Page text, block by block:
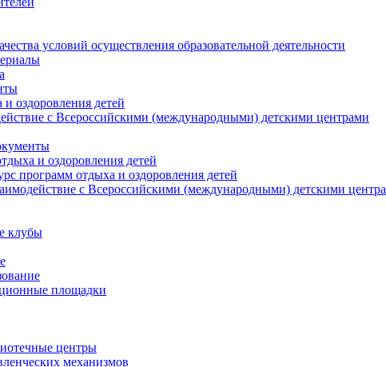
условий осуществления образовательной деятельности
оздоровления детей
с Всероссийскими (международными) детскими центрами
и оздоровления детей
программ отдыха и оздоровления детей
с Всероссийскими (международными) детскими
клубы
площадки
центры
механизмов